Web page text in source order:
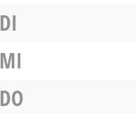
DI
MI
DO